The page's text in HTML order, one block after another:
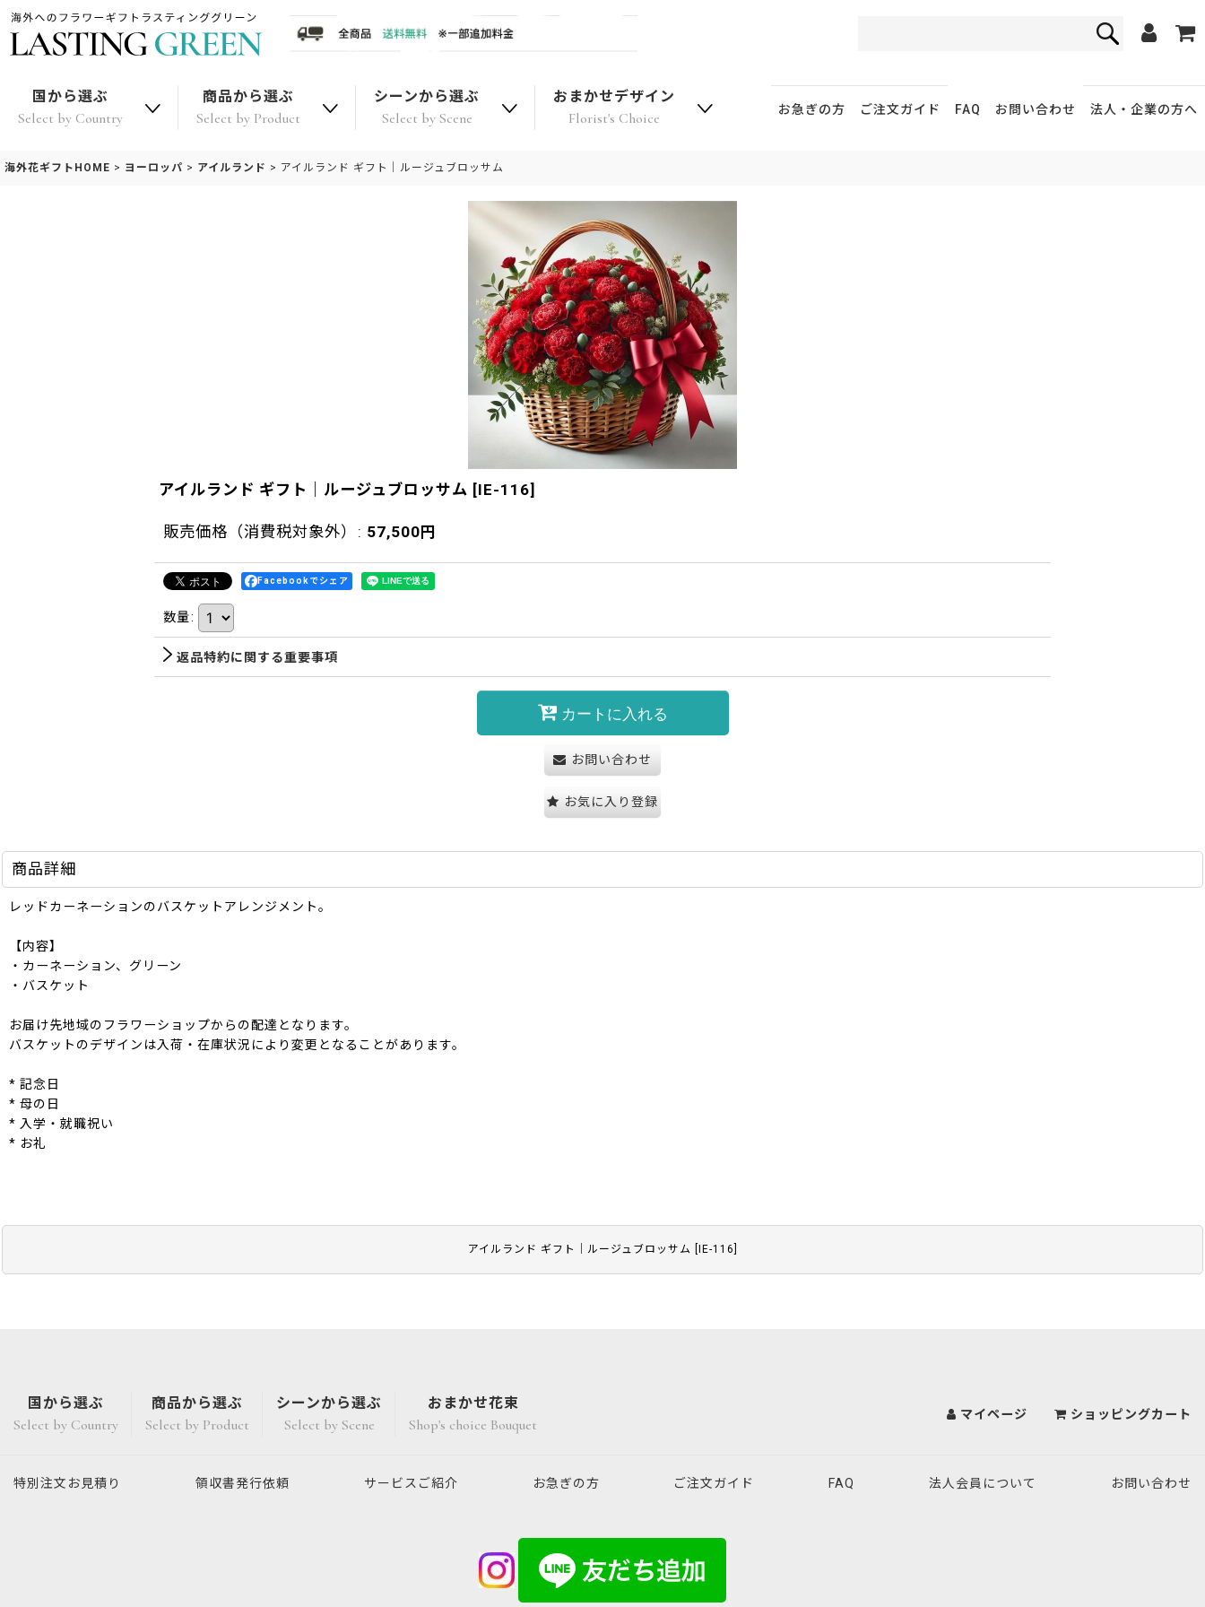
国から選ぶ
Select by Country
商品から選ぶ
Select by Product
シーンから選ぶ
Select by Scene
おまかせデザイン
Florist's Choice 法人・企業の方へ
ご注文ガイド
お急ぎの方 FAQ お問い合わせ
海外花ギフトHOME > ヨーロッパ > アイルランド > アイルランド ギフト｜ルージュブロッサム
アイルランド ギフト｜ルージュブロッサム IE-116
アイルランド ギフト｜ルージュブロッサム [IE-116]
販売価格（消費税対象外） : 57,500 円
Facebookでシェア
数量:
返品特約に関する重要事項
カートに入れる
お問い合わせ
お気に入り登録
商品詳細
レッドカーネーションのバスケットアレンジメント。
【内容】
・カーネーション、グリーン
・バスケット
お届け先地域のフラワーショップからの配達となります。
バスケットのデザインは入荷・在庫状況により変更となることがあります。
* 記念日
* 母の日
* 入学・就職祝い
* お礼
国から選ぶ
Select by Country
商品から選ぶ
Select by Product
シーンから選ぶ
Select by Scene
おまかせ花束
Shop's choice Bouquet
マイページ ショッピングカート
特別注文 お見積り 領収書発行依頼 サービスご紹介 お急ぎの方 ご注文ガイド FAQ 法人会員について お問い合わせ